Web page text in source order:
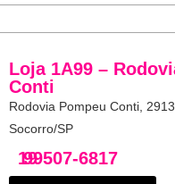
Loja 1A99 –
Conti
Rodovia Pompeu Conti,
Socorro/SP
19
99507-6817